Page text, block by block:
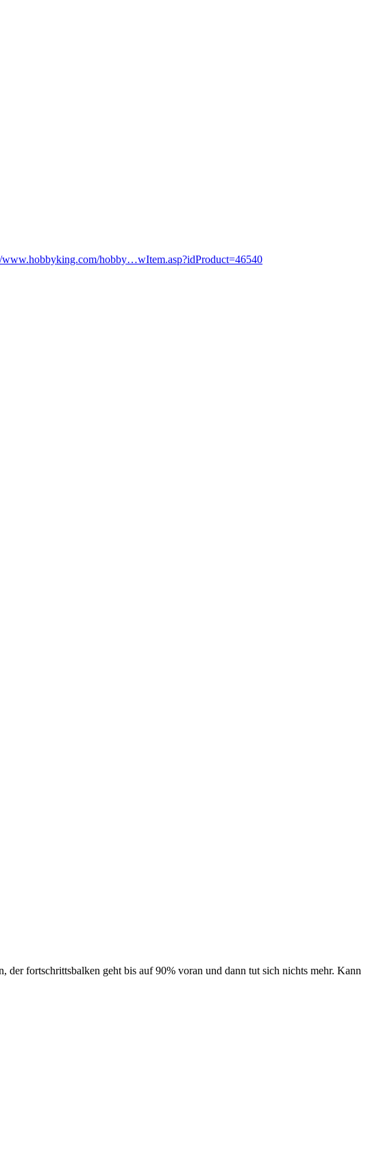
www.hobbyking.com/hobby…wItem.asp?idProduct=46540
fortschrittsbalken geht bis auf 90% voran und dann tut sich nichts mehr. Kann